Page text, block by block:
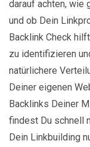
darauf achten, wie
und ob Dein
Backlink Check
zu identifizieren
natürlichere
Deiner eigenen
Backlinks Deiner
findest Du schnell
Dein Linkbuilding